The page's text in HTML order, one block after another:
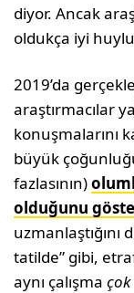
diyor. Ancak
oldukça iyi
2019’da
araştırmacılar
konuşmalarını
büyük
fazlasının)
olduğunu
uzmanlaştığını
tatilde” gibi,
aynı çalışmaçok